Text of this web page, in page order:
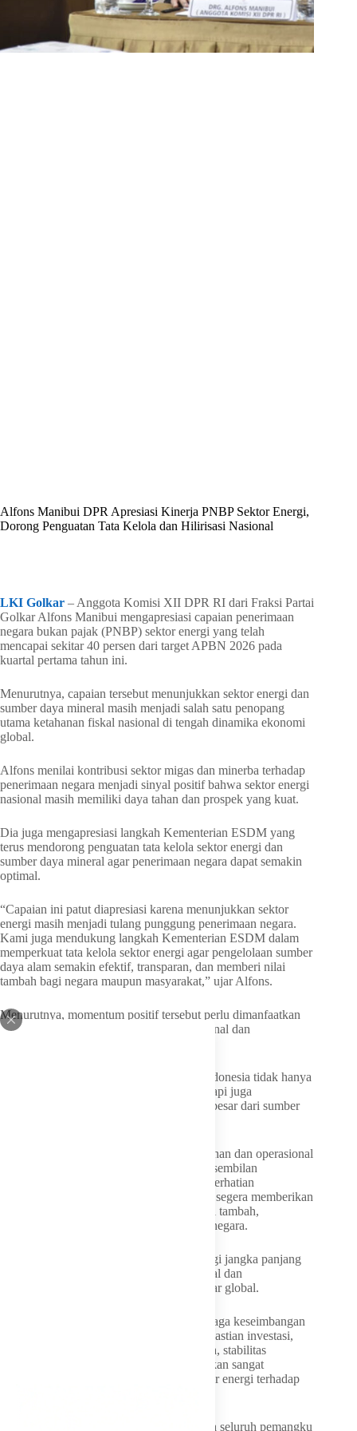
Alfons Manibui DPR Apresiasi Kinerja PNBP Sektor Energi,
Dorong Penguatan Tata Kelola dan Hilirisasi Nasional
LKI Golkar – Anggota Komisi XII DPR RI dari Fraksi Partai
Golkar Alfons Manibui mengapresiasi capaian penerimaan
negara bukan pajak (PNBP) sektor energi yang telah
mencapai sekitar 40 persen dari target APBN 2026 pada
kuartal pertama tahun ini.
Menurutnya, capaian tersebut menunjukkan sektor energi dan
sumber daya mineral masih menjadi salah satu penopang
utama ketahanan fiskal nasional di tengah dinamika ekonomi
global.
Alfons menilai kontribusi sektor migas dan minerba terhadap
penerimaan negara menjadi sinyal positif bahwa sektor energi
nasional masih memiliki daya tahan dan prospek yang kuat.
Dia juga mengapresiasi langkah Kementerian ESDM yang
terus mendorong penguatan tata kelola sektor energi dan
sumber daya mineral agar penerimaan negara dapat semakin
optimal.
“Capaian ini patut diapresiasi karena menunjukkan sektor
energi masih menjadi tulang punggung penerimaan negara.
Kami juga mendukung langkah Kementerian ESDM dalam
memperkuat tata kelola sektor energi agar pengelolaan sumber
daya alam semakin efektif, transparan, dan memberi nilai
tambah bagi negara maupun masyarakat,” ujar Alfons.
Menurutnya, momentum positif tersebut perlu dimanfaatkan
untuk mempercepat hilirisasi industri nasional dan
Da menilai hilirisasi menjadi kunci agar Indonesia tidak hanya
bergantung pada ekspor bahan mentah, tetapi juga
memperoleh manfaat ekonomi yang lebih besar dari sumber
Alfons menegaskan percepatan pembangunan dan operasional
proyek-proyek smelter nasional, termasuk sembilan
perusahaan smelter yang saat ini menjadi perhatian
pemerintah, perlu terus dikawal agar dapat segera memberikan
kontribusi nyata terhadap peningkatan nilai tambah,
penyerapan tenaga kerja, dan penerimaan negara.
Menurutnya, hilirisasi harus menjadi strategi jangka panjang
untuk memperkuat struktur industri nasional dan
meningkatkan daya saing Indonesia di pasar global.
Alfons juga menekankan pentingnya menjaga keseimbangan
antara optimalisasi penerimaan negara, kepastian investasi,
dan keberlanjutan lingkungan. Menurutnya, stabilitas
kebijakan dan iklim investasi yang sehat akan sangat
menentukan keberlanjutan kontribusi sektor energi terhadap
Dia berharap Kementerian ESDM bersama seluruh pemangku